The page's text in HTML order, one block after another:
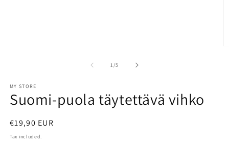
1/of
5
MY STORE
Suomi-puola täytettävä vihko
Regular
price
€19,90 EUR
Tax included.